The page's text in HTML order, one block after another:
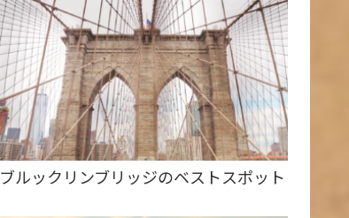
ブルックリンブリッジのベストスポット